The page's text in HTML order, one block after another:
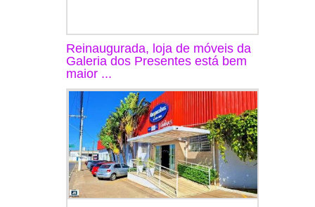
Reinaugurada, loja de móveis da
Galeria dos Presentes está bem
maior ...